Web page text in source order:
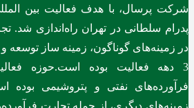
پدرام سلطانی در تهران راه‌اندازی شد.
در زمینه‌های گوناگون، زمینه ساز توسعه
3 دهه فعالیت بوده است.حوزه
فرآورده‌های نفتی و پتروشیمی بوده